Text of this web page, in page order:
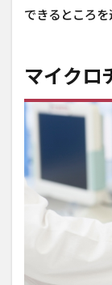
できるところを
マイクロ